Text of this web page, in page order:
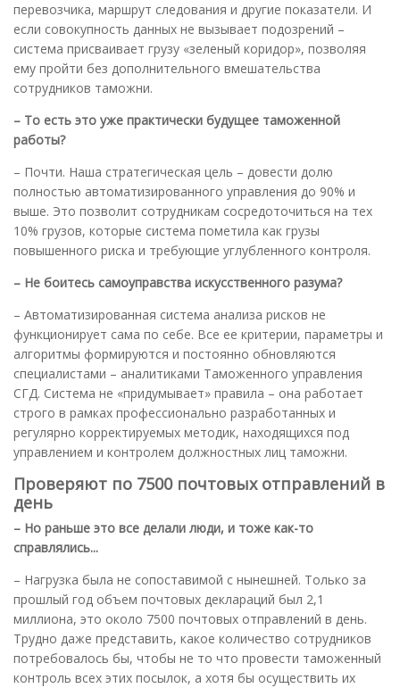
перевозчика, маршрут следования и другие показатели. И
если совокупность данных не вызывает подозрений –
система присваивает грузу «зеленый коридор», позволяя
ему пройти без дополнительного вмешательства
сотрудников таможни.
– То есть это уже практически будущее таможенной
работы?
– Почти. Наша стратегическая цель – довести долю
полностью автоматизированного управления до 90% и
выше. Это позволит сотрудникам сосредоточиться на тех
10% грузов, которые система пометила как грузы
повышенного риска и требующие углубленного контроля.
– Не боитесь самоуправства искусственного разума?
– Автоматизированная система анализа рисков не
функционирует сама по себе. Все ее критерии, параметры и
алгоритмы формируются и постоянно обновляются
специалистами – аналитиками Таможенного управления
СГД. Система не «придумывает» правила – она работает
строго в рамках профессионально разработанных и
регулярно корректируемых методик, находящихся под
управлением и контролем должностных лиц таможни.
Проверяют по 7500 почтовых отправлений в
день
– Но раньше это все делали люди, и тоже как-то
справлялись...
– Нагрузка была не сопоставимой с нынешней. Только за
прошлый год объем почтовых деклараций был 2,1
миллиона, это около 7500 почтовых отправлений в день.
Трудно даже представить, какое количество сотрудников
потребовалось бы, чтобы не то что провести таможенный
контроль всех этих посылок, а хотя бы осуществить их